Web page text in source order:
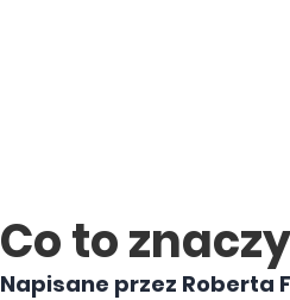
Co to
Napisane przez Roberta